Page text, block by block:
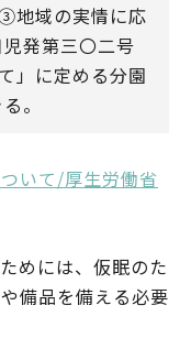
地域の実情に応
発第三〇二号
」に定める分園
。
いて/厚生労働省
めには、仮眠のた
備品を備える必要